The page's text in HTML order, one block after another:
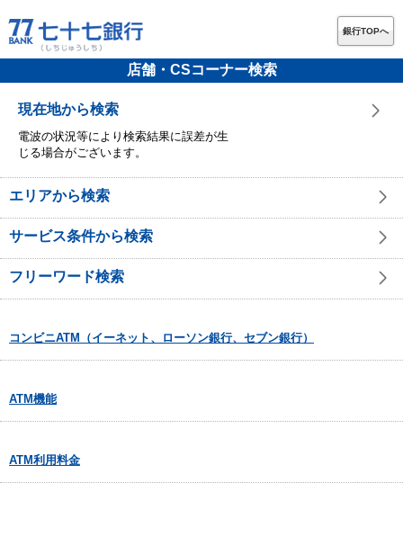
銀行TOPへ
店舗・CSコーナー検索
現在地から検索
電波の状況等により検索結果に誤差が生
じる場合がございます。
エリアから検索
サービス条件から検索
フリーワード検索
コンビニATM（イーネット、ローソン銀行、セブン銀行）
ATM機能
ATM利用料金